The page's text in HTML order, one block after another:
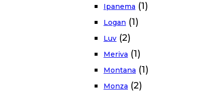
Ipanema (1)
Logan (1)
Luv (2)
Meriva (1)
Montana (1)
Monza (2)